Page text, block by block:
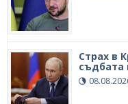
Страх в
съдбата